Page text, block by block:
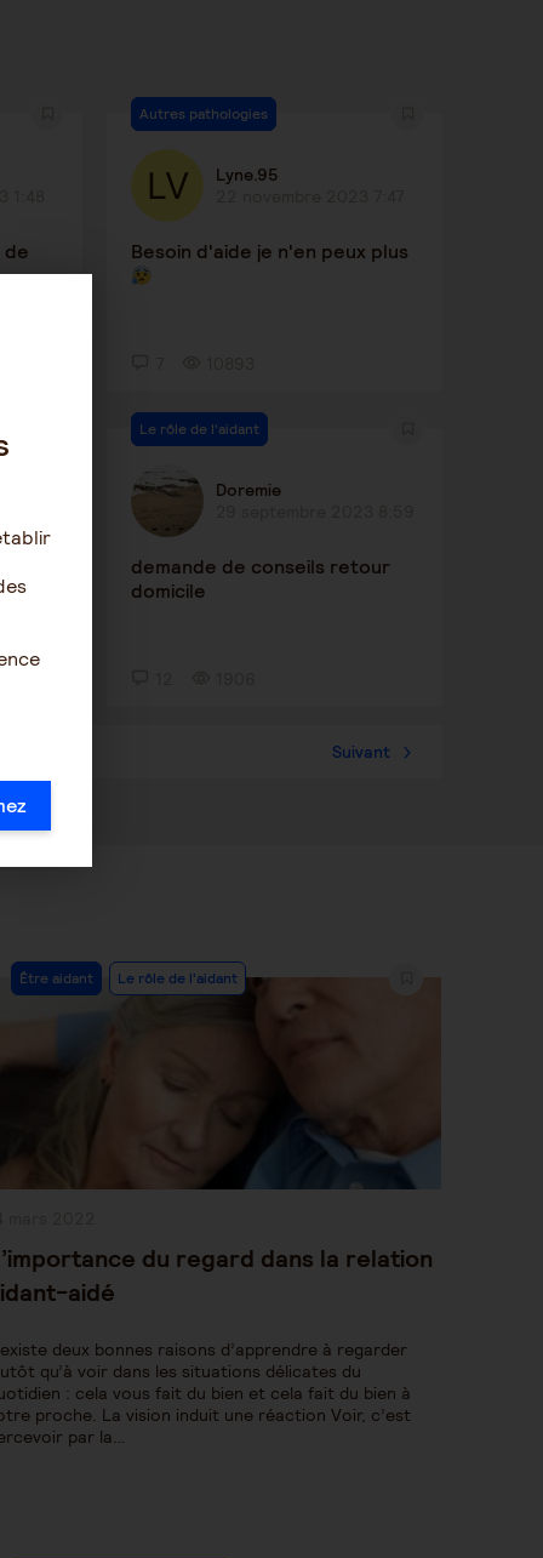
de
Autres pathologies
Lyne.95
Besoin d'aide je n'en peux plus
Le rôle de l'aidant
Doremie
demande de conseils retour
domicile
Suivant
Post
Category:
Être aidant Le rôle de l'aidant
du regard dans la relation
aidé
deux bonnes raisons d’apprendre à regarder
qu’à voir dans les situations délicates du
: cela vous fait du bien et cela fait du bien à
proche. La vision induit une réaction Voir, c’est
par la…